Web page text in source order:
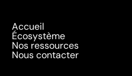
Accueil
Écosystème
Nos ressources
Nous contacter